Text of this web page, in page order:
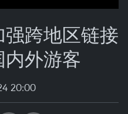
跨地区链接
外游客
20:00